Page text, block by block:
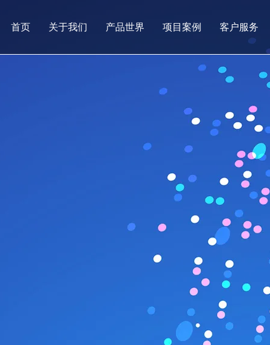
首页 关于我们 产品世界 项目案例 客户服务